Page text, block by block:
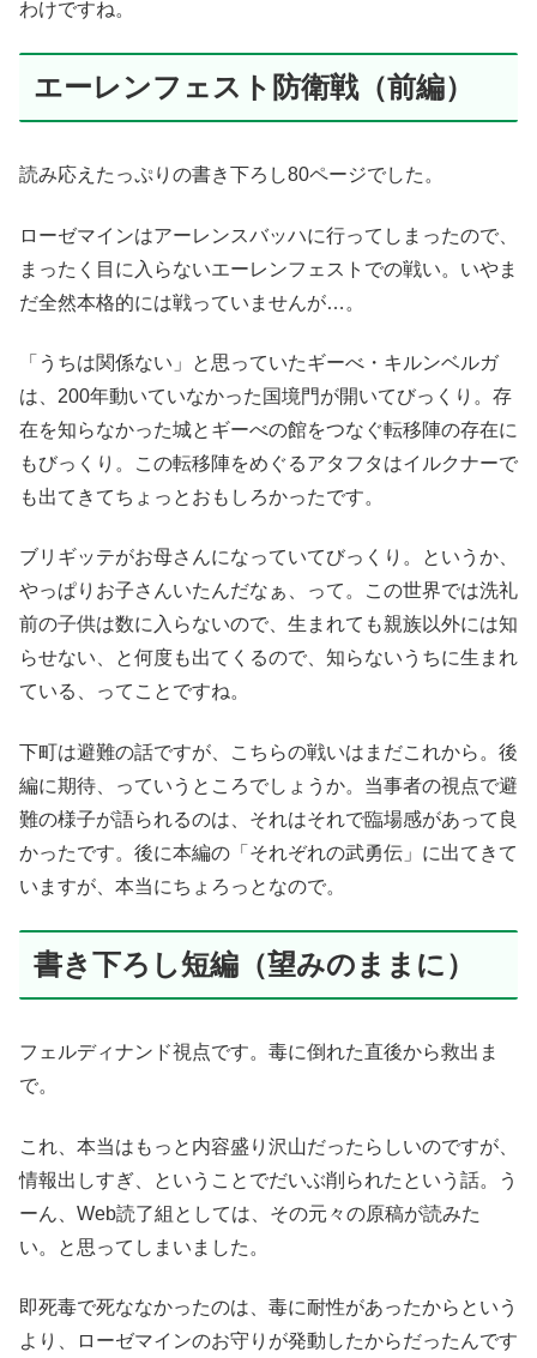
わけですね。
エーレンフェスト防衛戦（前編）
読み応えたっぷりの書き下ろし80ページでした。
ローゼマインはアーレンスバッハに行ってしまったので、
まったく目に入らないエーレンフェストでの戦い。いやま
だ全然本格的には戦っていませんが…。
「うちは関係ない」と思っていたギーべ・キルンベルガ
は、200年動いていなかった国境門が開いてびっくり。存
在を知らなかった城とギーべの館をつなぐ転移陣の存在に
もびっくり。この転移陣をめぐるアタフタはイルクナーで
も出てきてちょっとおもしろかったです。
ブリギッテがお母さんになっていてびっくり。というか、
やっぱりお子さんいたんだなぁ、って。この世界では洗礼
前の子供は数に入らないので、生まれても親族以外には知
らせない、と何度も出てくるので、知らないうちに生まれ
ている、ってことですね。
下町は避難の話ですが、こちらの戦いはまだこれから。後
編に期待、っていうところでしょうか。当事者の視点で避
難の様子が語られるのは、それはそれで臨場感があって良
かったです。後に本編の「それぞれの武勇伝」に出てきて
いますが、本当にちょろっとなので。
書き下ろし短編（望みのままに）
フェルディナンド視点です。毒に倒れた直後から救出ま
で。
これ、本当はもっと内容盛り沢山だったらしいのですが、
情報出しすぎ、ということでだいぶ削られたという話。う
ーん、Web読了組としては、その元々の原稿が読みた
い。と思ってしまいました。
即死毒で死ななかったのは、毒に耐性があったからという
より、ローゼマインのお守りが発動したからだったんです